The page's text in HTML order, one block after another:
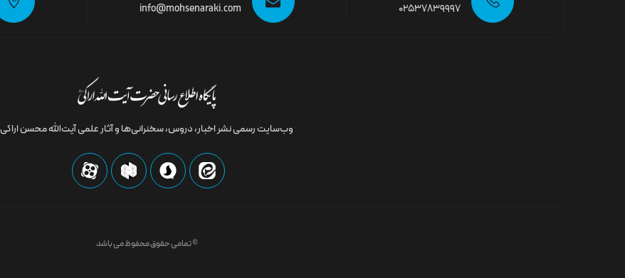
02537839997
info@mohsenaraki.com
وب‌سایت رسمى نشر اخبار، دروس، سخنرانی‌ها و آثار علمی آیت‌الله محسن اراکی
© تمامی حقوق محفوظ می باشد